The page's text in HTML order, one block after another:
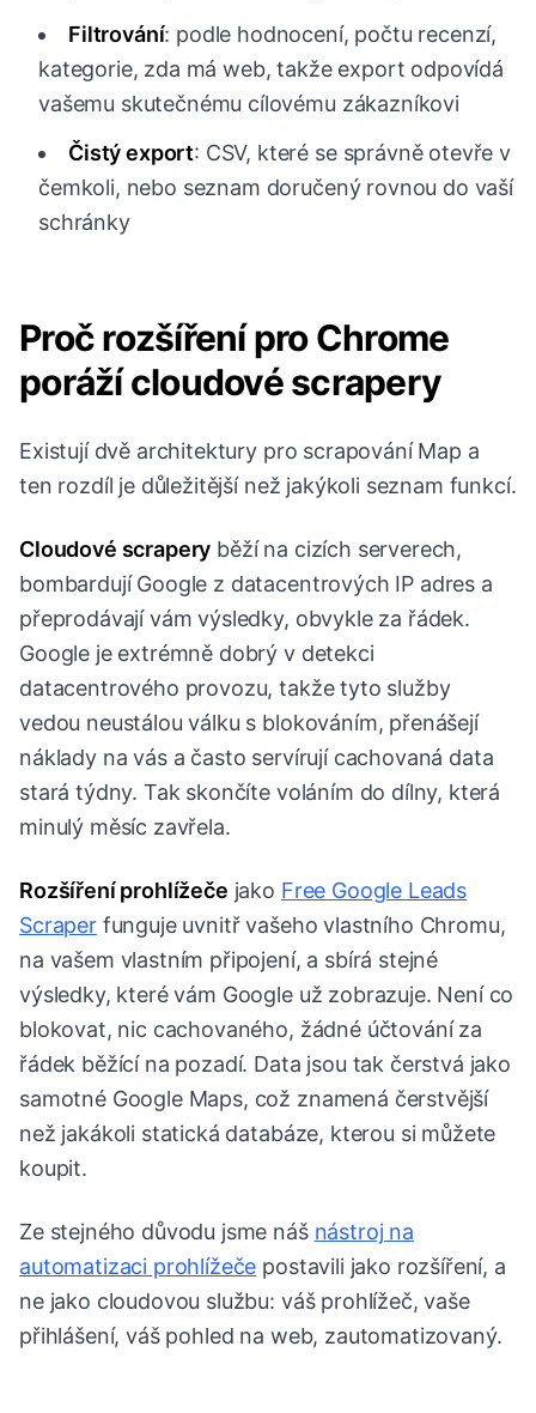
Filtrování: podle hodnocení, počtu recenzí,
kategorie, zda má web, takže export odpovídá
vašemu skutečnému cílovému zákazníkovi
Čistý export: CSV, které se správně otevře v
čemkoli, nebo seznam doručený rovnou do vaší
schránky
Proč rozšíření pro Chrome
poráží cloudové scrapery
Existují dvě architektury pro scrapování Map a
ten rozdíl je důležitější než jakýkoli seznam funkcí.
Cloudové scrapery běží na cizích serverech,
bombardují Google z datacentrových IP adres a
přeprodávají vám výsledky, obvykle za řádek.
Google je extrémně dobrý v detekci
datacentrového provozu, takže tyto služby
vedou neustálou válku s blokováním, přenášejí
náklady na vás a často servírují cachovaná data
stará týdny. Tak skončíte voláním do dílny, která
minulý měsíc zavřela.
Rozšíření prohlížeče jako Free Google Leads
Scraperfunguje uvnitř vašeho vlastního Chromu,
na vašem vlastním připojení, a sbírá stejné
výsledky, které vám Google už zobrazuje. Není co
blokovat, nic cachovaného, žádné účtování za
řádek běžící na pozadí. Data jsou tak čerstvá jako
samotné Google Maps, což znamená čerstvější
než jakákoli statická databáze, kterou si můžete
koupit.
Ze stejného důvodu jsme náš nástroj na
automatizaci prohlížeče postavili jako rozšíření, a
ne jako cloudovou službu: váš prohlížeč, vaše
přihlášení, váš pohled na web, zautomatizovaný.